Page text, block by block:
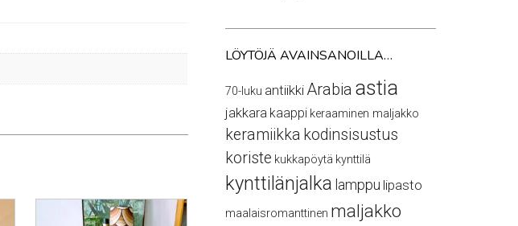
LÖYTÖJÄ AVAINSANOILLA…
70-luku antiikki Arabia astia
jakkara kaappi keraaminen maljakko
keramiikka kodinsisustus
koriste kukkapöytä kynttilä
kynttilänjalka lamppu lipasto
maalaisromanttinen maljakko